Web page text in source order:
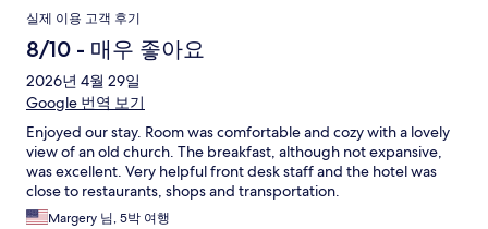
실제 이용 고객 후기
8/10 - 매우 좋아요
2026년 4월 29일
Google 번역 보기
Enjoyed our stay. Room was comfortable and cozy with a lovely
view of an old church. The breakfast, although not expansive,
was excellent. Very helpful front desk staff and the hotel was
close to restaurants, shops and transportation.
Margery 님, 5박 여행